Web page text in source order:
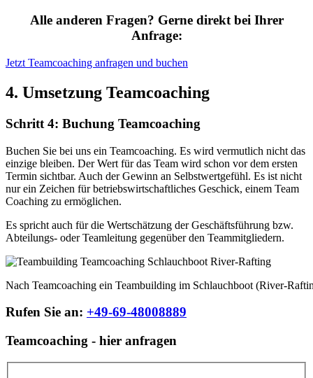
Alle anderen Fragen? Gerne direkt bei Ihrer
Anfrage:
Jetzt Teamcoaching anfragen und buchen
4. Umsetzung Teamcoaching
Schritt 4: Buchung Teamcoaching
Buchen Sie bei uns ein Teamcoaching. Es wird vermutlich nicht das
einzige bleiben. Der Wert für das Team wird schon vor dem ersten
Termin sichtbar. Auch der Gewinn an Selbstwertgefühl. Es ist nicht
nur ein Zeichen für betriebswirtschaftliches Geschick, einem Team
Coaching zu ermöglichen.
Es spricht auch für die Wertschätzung der Geschäftsführung bzw.
Abteilungs- oder Teamleitung gegenüber den Teammitgliedern.
Nach Teamcoaching ein Teambuilding im Schlauchboot (River-
Rufen Sie an: +49-69-48008889
Teamcoaching - hier anfragen